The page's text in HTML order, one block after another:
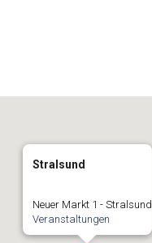
Stralsund
Neuer Markt 1 - Stralsund
Veranstaltungen